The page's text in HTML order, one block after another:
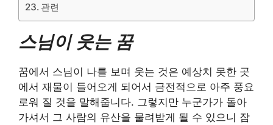
관련
스님이 웃는 꿈
꿈에서 스님이 나를 보며 웃는 것은 예상치 못한 곳
에서 재물이 들어오게 되어서 금전적으로 아주 풍요
로워 질 것을 말해줍니다. 그렇지만 누군가가 돌아
가셔서 그 사람의 유산을 물려받게 될 수 있으니 잠